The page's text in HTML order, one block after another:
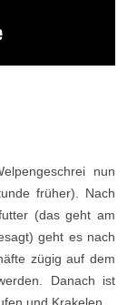
nun
früher). Nach
(das geht am
geht es nach
zügig auf dem
Danach ist